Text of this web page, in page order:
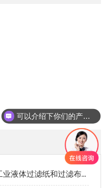
更多+
工业液体过滤纸和过滤布**选型指南
可以介绍下你们的产品么？